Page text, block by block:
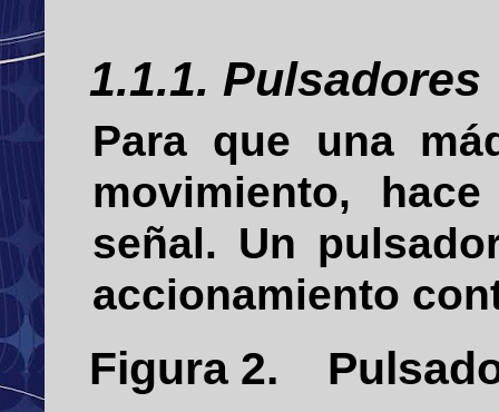
1.1.1. Pulsadores
Para que una
movimiento,
señal. Un
accionamiento
Figura 2.